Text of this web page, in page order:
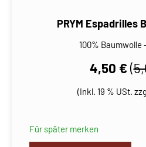
PRYM Espadrilles
100% Baumwolle
4,50 €(
(Inkl. 19 % USt.
Für später merken